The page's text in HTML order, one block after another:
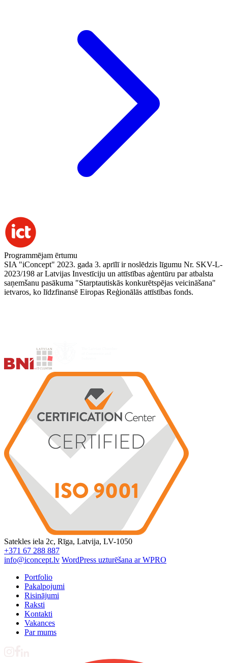
Programmējam ērtumu
SIA "iConcept" 2023. gada 3. aprīlī ir noslēdzis līgumu Nr. SKV-L-
2023/198 ar Latvijas Investīciju un attīstības aģentūru par atbalsta
saņemšanu pasākuma "Starptautiskās konkurētspējas veicināšana"
ietvaros, ko līdzfinansē Eiropas Reģionālās attīstības fonds.
Satekles iela 2c, Rīga, Latvija, LV-1050
+371 67 288 887
info@iconcept.lv WordPress uzturēšana ar WPRO
Portfolio
Pakalpojumi
Risinājumi
Raksti
Kontakti
Vakances
Par mums